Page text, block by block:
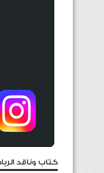
كتاب وناقد